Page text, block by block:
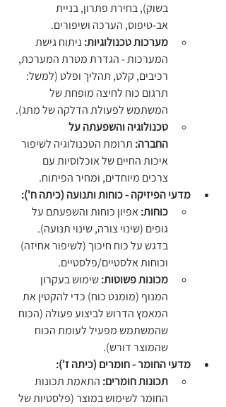
בשוק), בחירת פתרון, בניית
אב-טיפוס, הערכה ושיפורים.
מערכות טכנולוגיות: ניתוח גישת
המערכות - הגדרת מטרת המערכת,
רכיבים, קלט, תהליך ופלט (למשל:
תרגום כוח לחיצה מופחת של
המשתמש לפעולת הדלקה של מתג).
טכנולוגיה והשפעתה על
החברה: תרומת הטכנולוגיה לשיפור
איכות החיים של אוכלוסיות עם
צרכים מיוחדים, ומחיר הפיתוח.
מדעי הפיזיקה - כוחות ותנועה (כיתה ח'):
כוחות: אפיון כוחות והשפעתם על
גופים (שינוי צורה, שינוי תנועה).
בדגש על כוח חיכוך (לשיפור אחיזה)
וכוחות אלסטיים/פלסטיים.
מכונות פשוטות: שימוש בעקרון
המנוף (מומנט כוח) כדי להקטין את
המאמץ הדרוש לביצוע פעולה (הכוח
שהמשתמש מפעיל לעומת הכוח
שהמוצר דורש).
מדעי החומר - חומרים (כיתה ז'):
תכונות חומרים: התאמת תכונות
החומר לשימוש במוצר (פלסטיות של